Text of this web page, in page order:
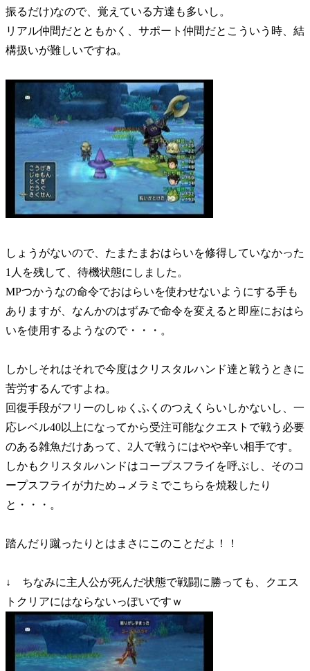
振るだけ)なので、覚えている方達も多いし。
リアル仲間だとともかく、サポート仲間だとこういう時、結
構扱いが難しいですね。
しょうがないので、たまたまおはらいを修得していなかった
1人を残して、待機状態にしました。
MPつかうなの命令でおはらいを使わせないようにする手も
ありますが、なんかのはずみで命令を変えると即座におはら
いを使用するようなので・・・。
しかしそれはそれで今度はクリスタルハンド達と戦うときに
苦労するんですよね。
回復手段がフリーのしゅくふくのつえくらいしかないし、一
応レベル40以上になってから受注可能なクエストで戦う必要
のある雑魚だけあって、2人で戦うにはやや辛い相手です。
しかもクリスタルハンドはコープスフライを呼ぶし、そのコ
ープスフライが力ため→メラミでこちらを焼殺したり
と・・・。
踏んだり蹴ったりとはまさにこのことだよ！！
↓ ちなみに主人公が死んだ状態で戦闘に勝っても、クエス
トクリアにはならないっぽいですｗ